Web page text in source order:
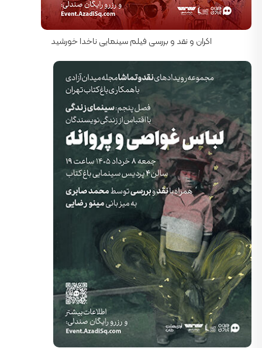
کارگردان: ناصر تقوایی
اکران و نقد و بررسی فیلم سینمایی ناخدا خورشید
کارگردان: جولیان اشنابل